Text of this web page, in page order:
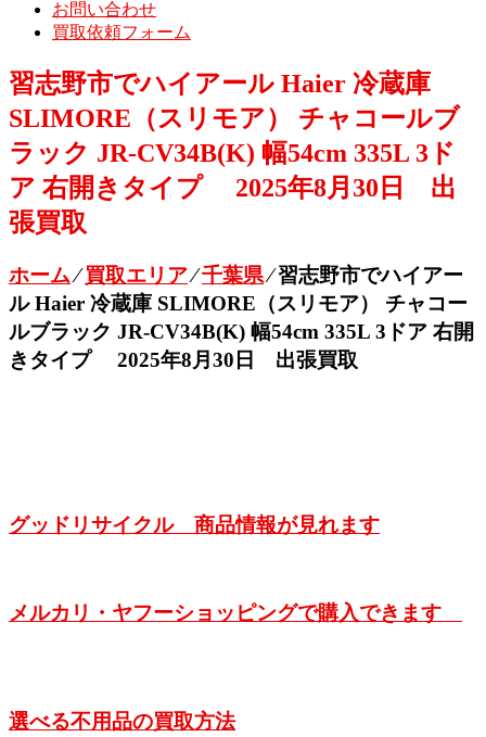
お問い合わせ
買取依頼フォーム
習志野市でハイアール Haier 冷蔵庫
SLIMORE（スリモア） チャコールブ
ラック JR-CV34B(K) 幅54cm 335L 3ド
ア 右開きタイプ 2025年8月30日 出
張買取
ホーム⁄買取エリア⁄千葉県⁄習志野市でハイアー
ル Haier 冷蔵庫 SLIMORE（スリモア） チャコー
ルブラック JR-CV34B(K) 幅54cm 335L 3ドア 右開
きタイプ 2025年8月30日 出張買取
グッドリサイクル 商品情報が見れます
メルカリ・ヤフーショッピングで購入できます
選べる不用品の買取方法